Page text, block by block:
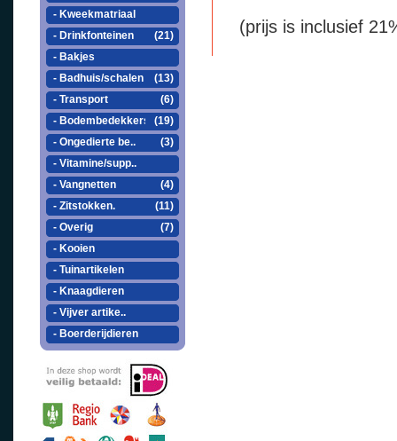
- Kweekmatriaal
- Drinkfonteinen
(21)
- Bakjes
- Badhuis/schalen
(13)
- Transport
(6)
- Bodembedekkers
(19)
- Ongedierte be..
(3)
- Vitamine/supp..
- Vangnetten
(4)
- Zitstokken.
(11)
- Overig
(7)
- Kooien
- Tuinartikelen
- Knaagdieren
- Vijver artike..
- Boerderijdieren
(prijs is inclusief